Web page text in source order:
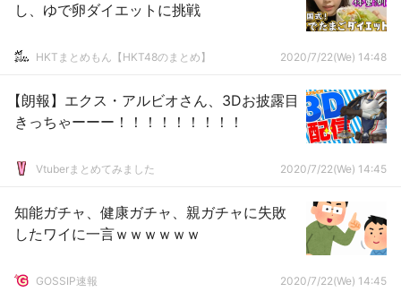
し、ゆで卵ダイエットに挑戦
HKTまとめもん【HKT48のまとめ】 2020/7/22(We) 14:48
【朗報】エクス・アルビオさん、3Dお披露目
きっちゃーーー！！！！！！！！！
Vtuberまとめてみました 2020/7/22(We) 14:45
知能ガチャ、健康ガチャ、親ガチャに失敗
したワイに一言ｗｗｗｗｗｗ
GOSSIP速報 2020/7/22(We) 14:45